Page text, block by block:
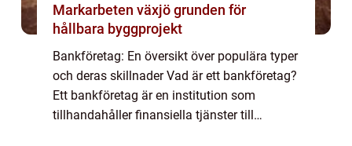
Markarbeten växjö grunden för
hållbara byggprojekt
Bankföretag: En översikt över populära typer
och deras skillnader Vad är ett bankföretag?
Ett bankföretag är en institution som
tillhandahåller finansiella tjänster till